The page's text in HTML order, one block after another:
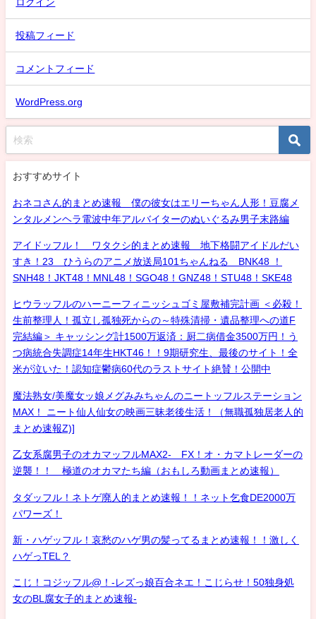
投稿フィード
コメントフィード
WordPress.org
おすすめサイト
おネコさん的まとめ速報 僕の彼女はエリーちゃん人形！豆腐メ
ンタルメンヘラ電波中年アルバイターのぬいぐるみ男子末路編
アイドッフル！ ワタクシ的まとめ速報 地下格闘アイドルだい
すき！23 ひうらのアニメ放送局101ちゃんねる BNK48 ！
SNH48！JKT48！MNL48！SGO48！GNZ48！STU48！SKE48
ヒウラッフルのハーニーフィニッシュゴミ屋敷補完計画 ＜必殺！
生前整理人！孤立し孤独死からの～特殊清掃・遺品整理への道F
完結編＞ キャッシング計1500万返済：厨二病借金3500万円！う
つ病統合失調症14年生HKT46！！9期研究生、最後のサイト！全
米が泣いた！認知症鬱病60代のラストサイト絶賛！公開中
魔法熟女/美魔女ッ娘メグみみちゃんのニートッフルステーション
MAX！ ニート仙人仙女の映画三昧老後生活！（無職孤独居老人的
まとめ速報Z)]
乙女系腐男子のオカマッフルMAX2- FX！オ・カマトレーダーの
逆襲！！ 極道のオカマたち編（おもしろ動画まとめ速報）
タダッフル！ネトゲ廃人的まとめ速報！！ネット乞食DE2000万
パワーズ！
新・ハゲッフル！哀愁のハゲ男の髪ってるまとめ速報！！激しく
ハゲっTEL？
こじ！コジッフル@！-レズっ娘百合ネエ！こじらせ！50独身処
女のBL腐女子的まとめ速報-